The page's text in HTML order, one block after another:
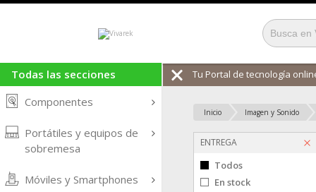
Todas las secciones
Componentes
Portátiles y equipos de
sobremesa
Móviles y Smartphones
Tu Portal de tecnología
Inicio Imagen y Sonido
ENTREGA
Todos
En stock